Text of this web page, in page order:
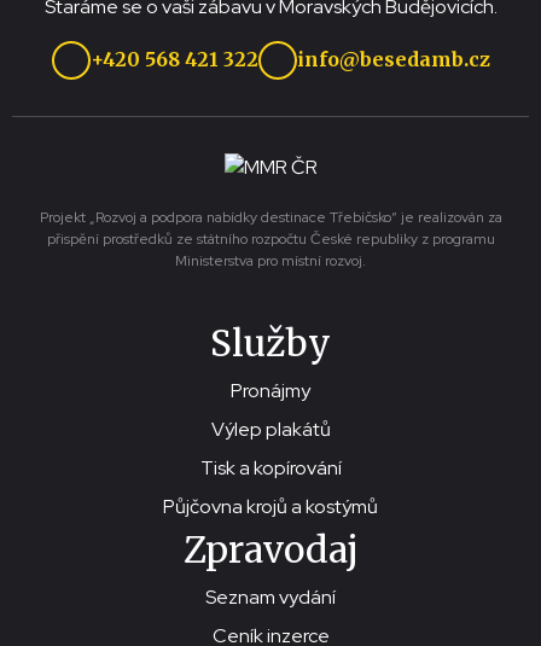
Staráme se o vaši zábavu v Moravských Budějovicích.
+420 568 421 322 info@besedamb.cz
Projekt „Rozvoj a podpora nabídky destinace Třebíčsko“ je realizován za
přispění prostředků ze státního rozpočtu České republiky z programu
Ministerstva pro místní rozvoj.
Služby
Pronájmy
Výlep plakátů
Tisk a kopírování
Půjčovna krojů a kostýmů
Zpravodaj
Seznam vydání
Ceník inzerce